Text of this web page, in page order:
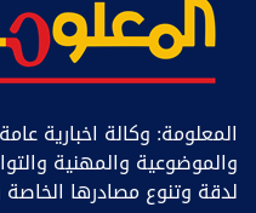
المعلومة: وكالة اخبارية
والموضوعية والمهنية
لدقة وتنوع مصادرها